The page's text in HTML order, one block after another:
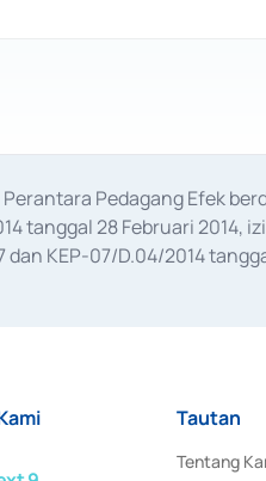
Pedagang Efek
tanggal 28 Februari
KEP-07/D.04/2014
Tautan
Tentang